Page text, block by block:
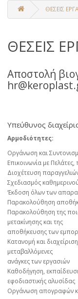
ΘΕΣΕΙΣ
ΘΕΣΕΙΣ
Αποστολή
Υπεύθυνος
Αρμοδιότητες:
Οργάνωση και
Επικοινωνία με
Διοχέτευση
Σχεδιασμός
‘Εκδοση όλων των
Παρακολούθηση
Παρακολούθηση της
μετακίνησης και της
αποθήκευσης των
Κατανομή και
μεταβαλλόμενες
ανάγκες των εργασιών
Καθοδήγηση,
εφοδιαστικής αλυσίδας
Οργάνωση απογραφών